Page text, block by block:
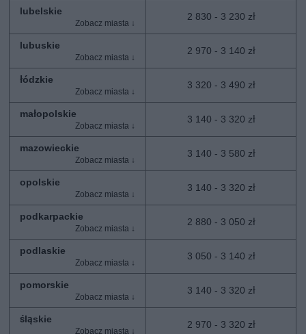
lubelskie 2 830 - 3 230 zł
lubuskie 2 970 - 3 140 zł
łódzkie 3 320 - 3 490 zł
małopolskie 3 140 - 3 320 zł
mazowieckie 3 140 - 3 580 zł
opolskie 3 140 - 3 320 zł
podkarpackie 2 880 - 3 050 zł
podlaskie 3 050 - 3 140 zł
pomorskie 3 140 - 3 320 zł
śląskie 2 970 - 3 320 zł